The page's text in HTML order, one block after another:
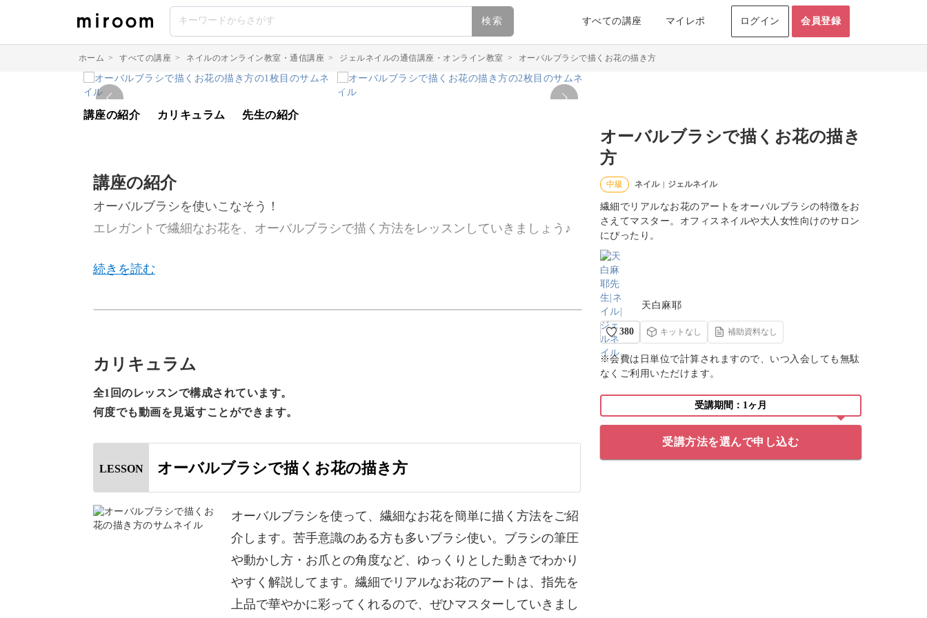
検索 すべての講座 マイレポ ログイン 会員登録
ホーム > すべての講座 > ネイルのオンライン教室・通信講座 > ジェルネイルの通信講座・オンライン教室 > オーバルブラシで描くお花の描き方
オーバルブラシで描くお花の描き
方
中級 ネイル | ジェルネイル
繊細でリアルなお花のアートをオーバルブラシの特徴をお
さえてマスター。オフィスネイルや大人女性向けのサロン
にぴったり。
天白麻耶
380 キットなし 補助資料なし
※会費は日単位で計算されますので、いつ入会しても無駄
なくご利用いただけます。
受講期間：1ヶ月
受講方法を選んで申し込む
講座の紹介 カリキュラム 先生の紹介
講座の紹介
オーバルブラシを使いこなそう！
エレガントで繊細なお花を、オーバルブラシで描く方法をレッスンしていきましょう♪
でお花がきれいに描けない…」と苦手意識がある方も多いのではないでしょうか？
囲気のお花の描き方を徹底レッスン。
奥行き感のある大人っぽいアートはオフィスネイルや大人女性向けのサロンさんにぴっ
カリキュラム
全1回のレッスンで構成されています。
何度でも動画を見返すことができます。
LESSON オーバルブラシで描くお花の描き方
オーバルブラシを使って、繊細なお花を簡単に描く方法をご紹
介します。苦手意識のある方も多いブラシ使い。ブラシの筆圧
や動かし方・お爪との角度など、ゆっくりとした動きでわかり
やすく解説してます。繊細でリアルなお花のアートは、指先を
上品で華やかに彩ってくれるので、ぜひマスターしていきまし